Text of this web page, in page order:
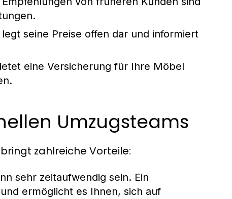
seine Preise offen dar und informiert
eine Versicherung für Ihre Möbel
Umzugsteams
zahlreiche Vorteile:
sehr zeitaufwendig sein. Ein
ermöglicht es Ihnen, sich auf